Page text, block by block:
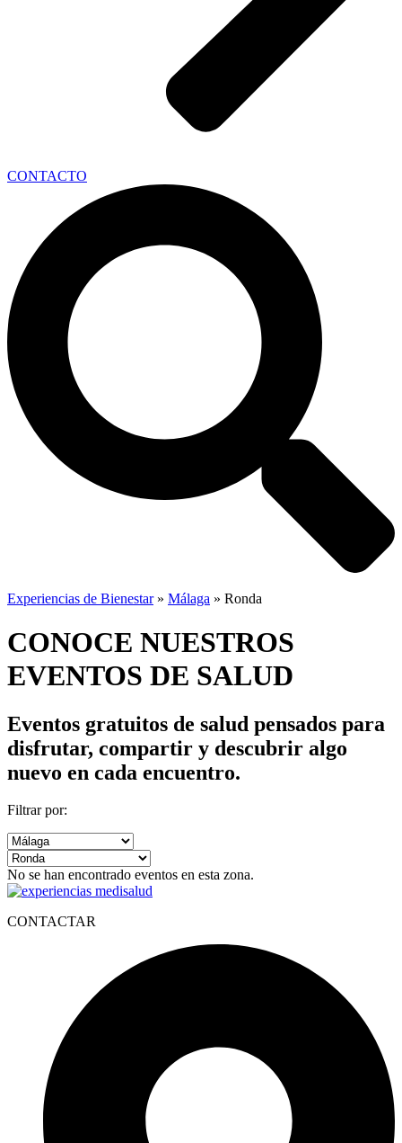
CONTACTO
Experiencias de Bienestar» Málaga » Ronda
CONOCE NUESTROS
EVENTOS DE SALUD
Eventos gratuitos de salud pensados para
disfrutar, compartir y descubrir algo
nuevo en cada encuentro.
Filtrar por:
No se han encontrado eventos en esta zona.
CONTACTAR